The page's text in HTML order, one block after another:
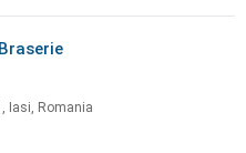
Iasi, Romania